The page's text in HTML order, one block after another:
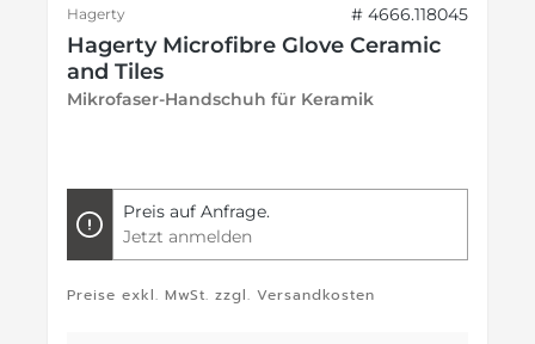
Hagerty # 4666.118045
Hagerty Microfibre Glove Ceramic
and Tiles
Mikrofaser-Handschuh für Keramik
Preis auf Anfrage.
Jetzt anmelden
Preise exkl. MwSt. zzgl. Versandkosten